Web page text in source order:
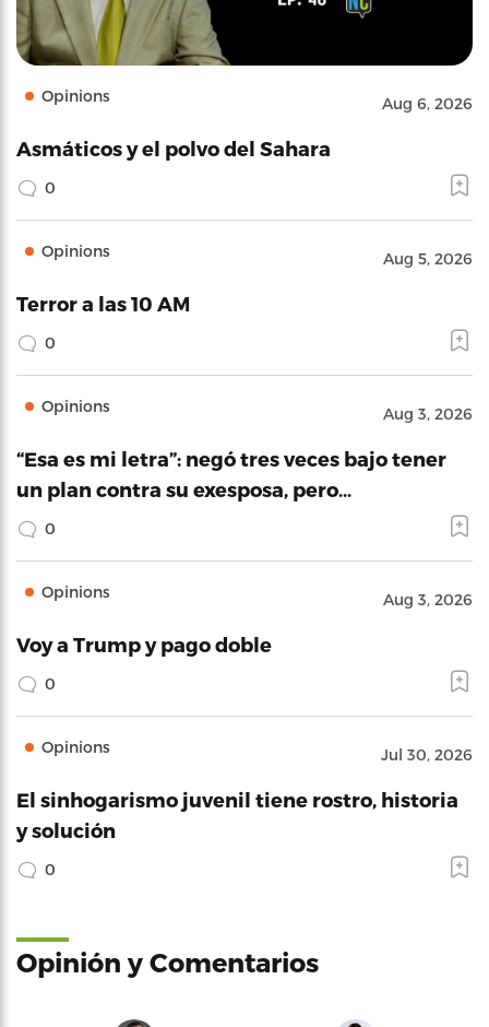
Opinions Aug 6, 2026
Asmáticos y el polvo del Sahara
0
Opinions Aug 5, 2026
Terror a las 10 AM
0
Opinions Aug 3, 2026
“Esa es mi letra”: negó tres veces bajo tener
un plan contra su exesposa, pero…
0
Opinions Aug 3, 2026
Voy a Trump y pago doble
0
Opinions Jul 30, 2026
El sinhogarismo juvenil tiene rostro, historia
y solución
0
Opinión y Comentarios